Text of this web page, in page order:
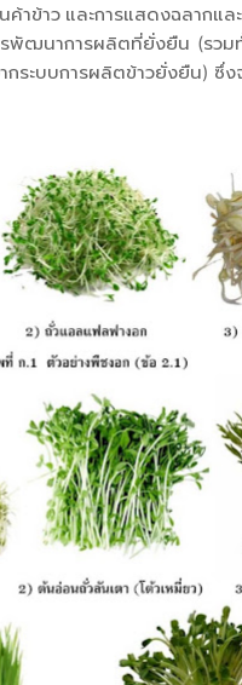
าข้าว และการแสดงฉลากแล
รพัฒนาการผลิตที่ยั่งยืน (รว
กระบบการผลิตข้าวยั่งยืน)